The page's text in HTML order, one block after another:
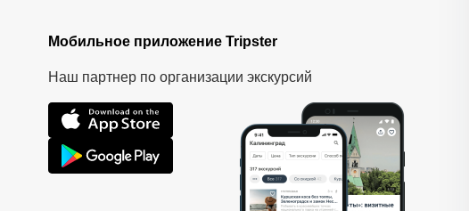
Мобильное приложение Tripster
Наш партнер по организации экскурсий